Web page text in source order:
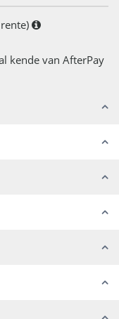
kende van AfterPay